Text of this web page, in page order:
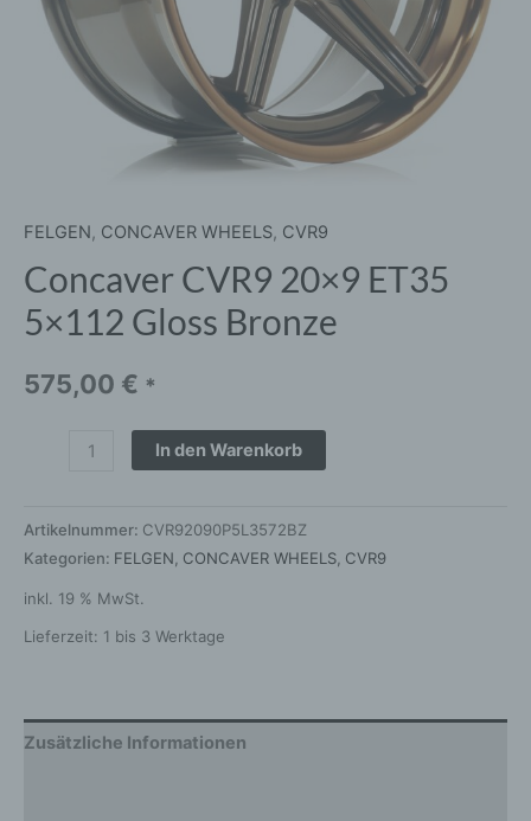
FELGEN, CONCAVER WHEELS, CVR9
Concaver CVR9 20×9 ET35
5×112 Gloss Bronze
575,00 € *
In den Warenkorb
Artikelnummer: CVR92090P5L3572BZ
Kategorien: FELGEN CONCAVER WHEELS CVR9
inkl. 19 % MwSt.
Lieferzeit: 1 bis 3 Werktage
Zusätzliche Informationen